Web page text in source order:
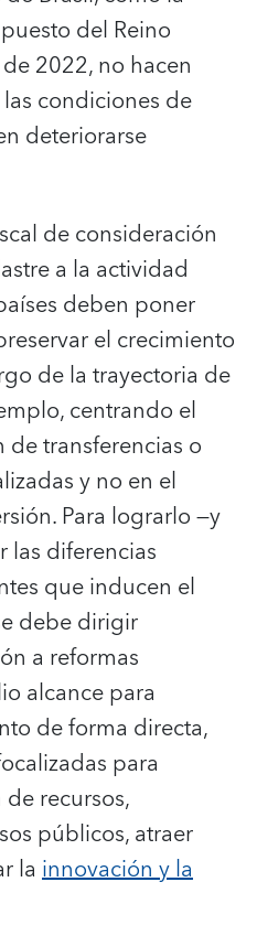
del Reino
2022, no hacen
condiciones de
deteriorarse
de consideración
a la actividad
deben poner
el crecimiento
de la trayectoria de
centrando el
transferencias o
y no en el
Para lograrlo —y
las diferencias
que inducen el
debe dirigir
a reformas
alcance para
de forma directa,
para
recursos,
públicos, atraer
la innovación y la